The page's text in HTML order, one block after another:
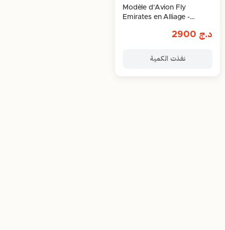
Modèle d'Avion Fly
Emirates en Alliage -
د.ج
نفذت الكمية